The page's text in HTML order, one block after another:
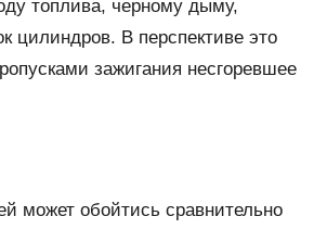
топлива, черному дыму,
цилиндров. В перспективе это
зажигания несгоревшее
может обойтись сравнительно